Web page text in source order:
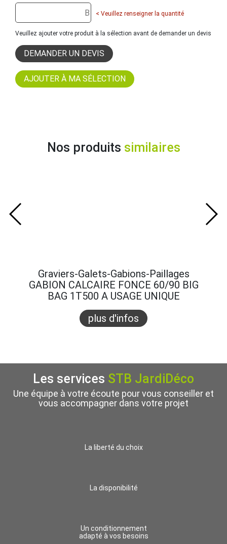
< Veuillez renseigner la quantité
Veuillez ajouter votre produit à la sélection avant de demander un devis
DEMANDER UN DEVIS
Nos produits similaires
Graviers-Galets-Gabions-Paillages
GABION CALCAIRE FONCE 60/90 BIG
BAG 1T500 A USAGE UNIQUE
plus d'infos
Les services STB JardiDéco
Une équipe à votre écoute pour vous conseiller et
vous accompagner dans votre projet
La liberté du choix
La disponibilité
Un conditionnement
adapté à vos besoins